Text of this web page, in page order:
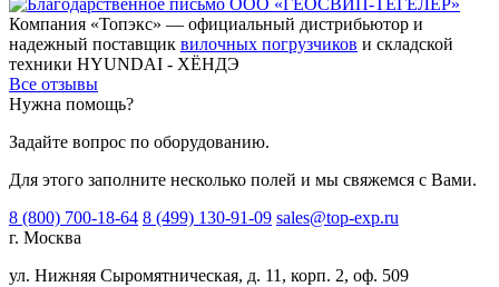
Компания «Топэкс» — официальный дистрибьютор и
надежный поставщик вилочных погрузчиков и складской
техники HYUNDAI - ХЁНДЭ
Все отзывы
Нужна помощь?
Задайте вопрос по оборудованию.
Для этого заполните несколько полей и мы свяжемся с Вами.
8 (800) 700-18-64 8 (499) 130-91-09 sales@top-exp.ru
г. Москва
ул. Нижняя Сыромятническая, д. 11, корп. 2, оф. 509